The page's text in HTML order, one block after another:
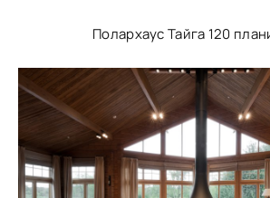
Полархаус Тайга 120